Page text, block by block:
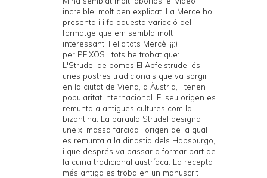
increible, molt ben explicat. La Merce ho
presenta i i fa aquesta variació del
formatge que em sembla molt
interessant. Felicitats Mercè.¡¡¡:)
per PEIXOS i tots he trobat que:
L'Strudel de pomes El Apfelstrudel és
unes postres tradicionals que va sorgir
en la ciutat de Viena, a Àustria, i tenen
popularitat internacional. El seu origen es
remunta a antigues cultures com la
bizantina. La paraula Strudel designa
uneixi massa farcida l'origen de la qual
es remunta a la dinastia dels Habsburgo,
i que després va passar a formar part de
la cuina tradicional austríaca. La recepta
més antiga es troba en un manuscrit